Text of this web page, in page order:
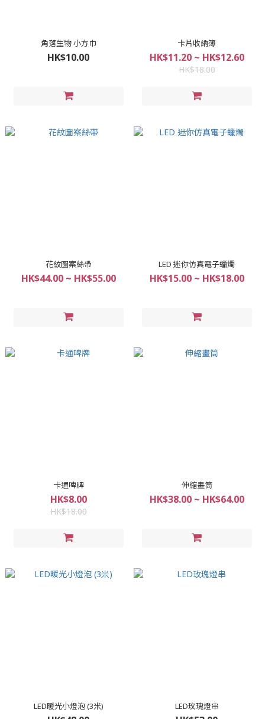
角落生物 小方巾
HK$10.00
卡片收納簿
HK$11.20 ~ HK$12.60
HK$18.00
花紋圖案絲帶
HK$44.00 ~ HK$55.00
LED 迷你仿真電子蠟燭
HK$15.00 ~ HK$18.00
卡通啤牌
HK$8.00
HK$18.00
伸縮畫筒
HK$38.00 ~ HK$64.00
LED暖光小燈泡 (3米) LED玫瑰燈串